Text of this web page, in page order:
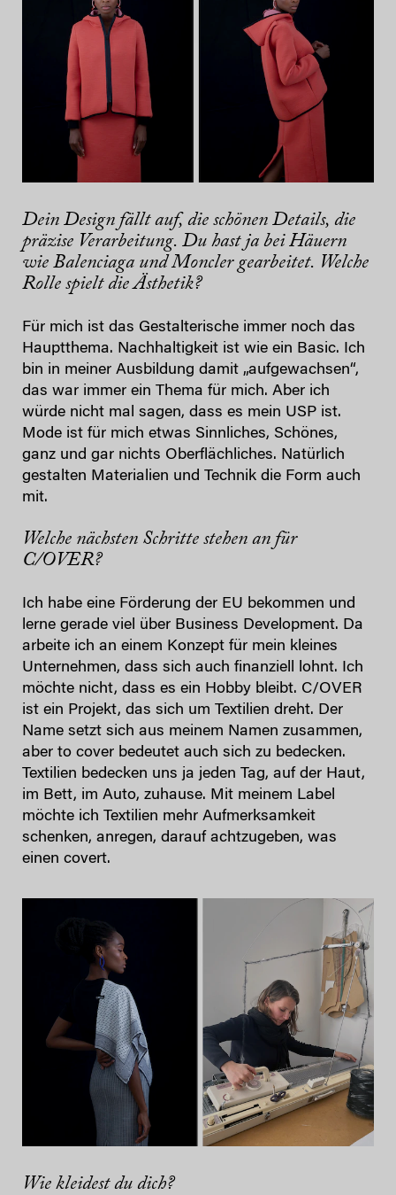
Dein Design fällt auf, die schönen Details, die
präzise Verarbeitung. Du hast ja bei Häuern
wie Balenciaga und Moncler gearbeitet. Welche
Rolle spielt die Ästhetik?
Für mich ist das Gestalterische immer noch das
Hauptthema. Nachhaltigkeit ist wie ein Basic. Ich
bin in meiner Ausbildung damit „aufgewachsen“,
das war immer ein Thema für mich. Aber ich
würde nicht mal sagen, dass es mein USP ist.
Mode ist für mich etwas Sinnliches, Schönes,
ganz und gar nichts Oberflächliches. Natürlich
gestalten Materialien und Technik die Form auch
mit.
Welche nächsten Schritte stehen an für
C/OVER?
Ich habe eine Förderung der EU bekommen und
lerne gerade viel über Business Development. Da
arbeite ich an einem Konzept für mein kleines
Unternehmen, dass sich auch finanziell lohnt. Ich
möchte nicht, dass es ein Hobby bleibt. C/OVER
ist ein Projekt, das sich um Textilien dreht. Der
Name setzt sich aus meinem Namen zusammen,
aber to cover bedeutet auch sich zu bedecken.
Textilien bedecken uns ja jeden Tag, auf der Haut,
im Bett, im Auto, zuhause. Mit meinem Label
möchte ich Textilien mehr Aufmerksamkeit
schenken, anregen, darauf achtzugeben, was
einen covert.
Wie kleidest du dich?